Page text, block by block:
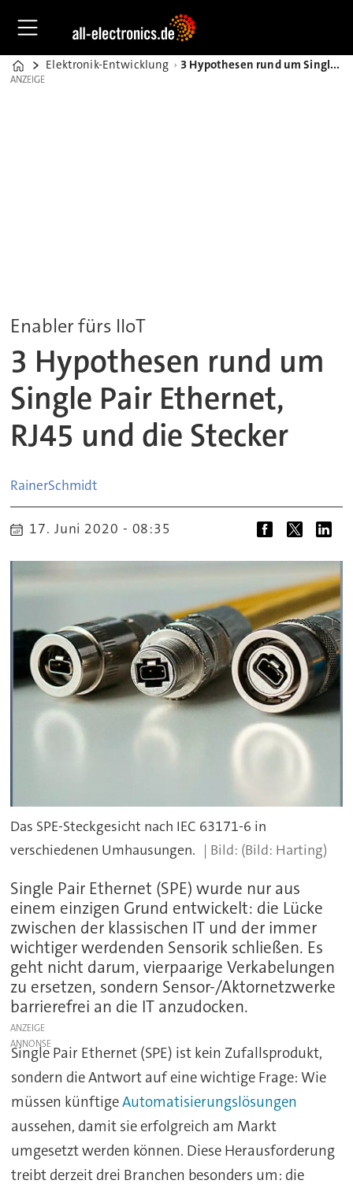
Home
Elektronik-Entwicklung 3 Hypothesen rund um Single Pair Ethernet, RJ45 und die Stecker
ANZEIGE
ANZEIGE
Enabler fürs IIoT
3 Hypothesen rund um
Single Pair Ethernet,
RJ45 und die Stecker
RainerSchmidt
17. Juni 2020 - 08:35
Das SPE-Steckgesicht nach IEC 63171-6 in
verschiedenen Umhausungen.
(Bild: Harting)
Single Pair Ethernet (SPE) wurde nur aus
einem einzigen Grund entwickelt: die Lücke
zwischen der klassischen IT und der immer
wichtiger werdenden Sensorik schließen. Es
geht nicht darum, vierpaarige Verkabelungen
zu ersetzen, sondern Sensor-/Aktornetzwerke
barrierefrei an die IT anzudocken.
ANZEIGE
Single Pair Ethernet (SPE) ist kein Zufallsprodukt,
sondern die Antwort auf eine wichtige Frage: Wie
müssen künftigeAutomatisierungslösungen
aussehen, damit sie erfolgreich am Markt
umgesetzt werden können. Diese Herausforderung
treibt derzeit drei Branchen besonders um: die